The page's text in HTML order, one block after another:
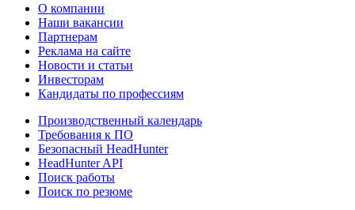
О компании
Наши вакансии
Партнерам
Реклама на сайте
Новости и статьи
Инвесторам
Кандидаты по профессиям
Производственный календарь
Требования к ПО
Безопасный HeadHunter
HeadHunter API
Поиск работы
Поиск по резюме